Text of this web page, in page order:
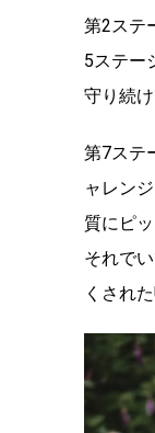
第2ステ
5ステー
守り続け
第7ステ
ャレン
質にピ
それで
くされた